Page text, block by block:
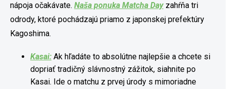
nápoja očakávate. Naša ponuka Matcha Dayzahŕňa tri
odrody, ktoré pochádzajú priamo z japonskej prefektúry
Kagoshima.
Kasai: Ak hľadáte to absolútne najlepšie a chcete si
dopriať tradičný slávnostný zážitok, siahnite po
Kasai. Ide o matchu z prvej úrody s mimoriadne